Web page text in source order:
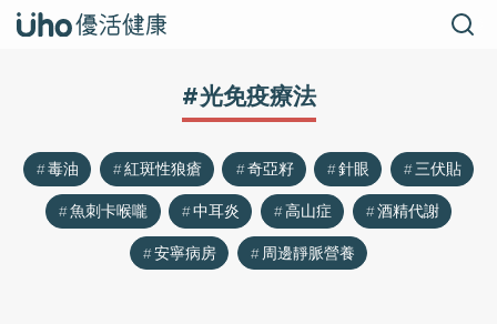
#光免疫療法
毒油 紅斑性狼瘡 奇亞籽 針眼
三伏貼
魚刺卡喉嚨
中耳炎 高山症
酒精代謝
安寧病房
周邊靜脈營養